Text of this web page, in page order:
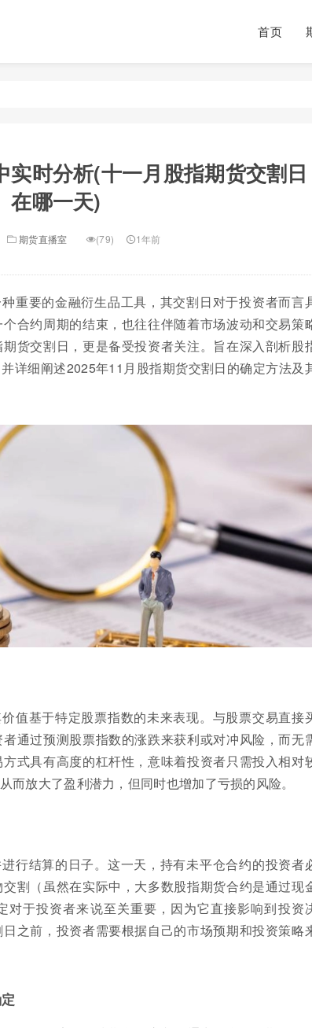
首页
时分析(十一月股指期货交割日
在哪一天)
期货直播室 (79) 1年前
重要的金融衍生品工具，其交割日对于投资者而言
合约周期的结束，也往往伴随着市场波动和交易策
货交割日，更是备受投资者关注。旨在深入剖析股
详细阐述2025年11月股指期货交割日的确定方法及
值基于特定股票指数的未来表现。与股票交易直接
通过预测股票指数的涨跌来获利或对冲风险，而无
式具有高度的杠杆性，意味着投资者只需投入相对
而放大了盈利潜力，但同时也增加了亏损的风险。
行结算的日子。这一天，持有未平仓合约的投资者
割（虽然在实际中，大多数股指期货合约是通过现
对于投资者来说至关重要，因为它直接影响到投资
之前，投资者需要根据自己的市场预期和投资策略